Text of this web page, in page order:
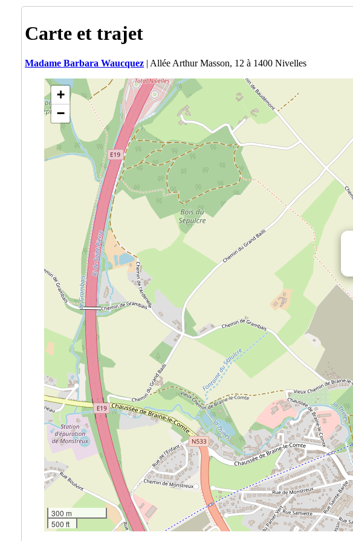
Carte et trajet
Madame Barbara Waucquez | Allée Arthur Masson, 12 à 1400 Nivelles
+
−
300 m
500 ft